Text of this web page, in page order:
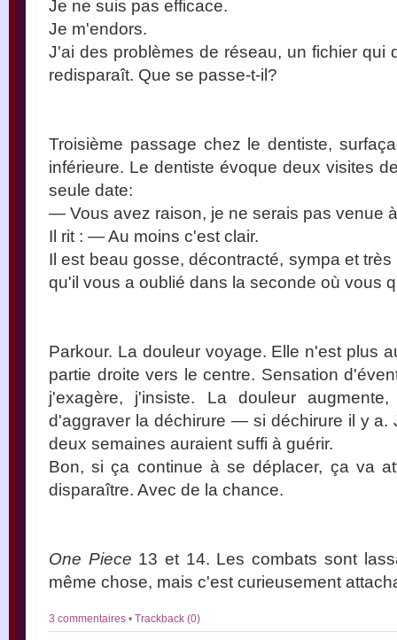
Je ne suis pas efficace.
Je m'endors.
J'ai des problèmes de réseau, un fichier qui
redisparaît. Que se passe-t-il?
Troisième passage chez le dentiste,
inférieure. Le dentiste évoque deux visites
seule date:
— Vous avez raison, je ne serais pas venue
Il rit : — Au moins c'est clair.
Il est beau gosse, décontracté, sympa et
qu'il vous a oublié dans la seconde où vous
Parkour. La douleur voyage. Elle n'est plus
partie droite vers le centre. Sensation
j'exagère, j'insiste. La douleur
d'aggraver la déchirure — si déchirure il y a.
deux semaines auraient suffi à guérir.
Bon, si ça continue à se déplacer, ça va
disparaître. Avec de la chance.
One Piece 13 et 14. Les combats sont
même chose, mais c'est curieusement
3 commentaires • Trackback (0)